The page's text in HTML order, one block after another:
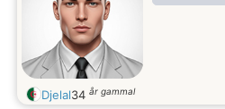
Djelal34 år gammal